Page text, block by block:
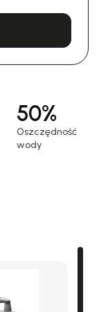
50%
Oszczędność
wody